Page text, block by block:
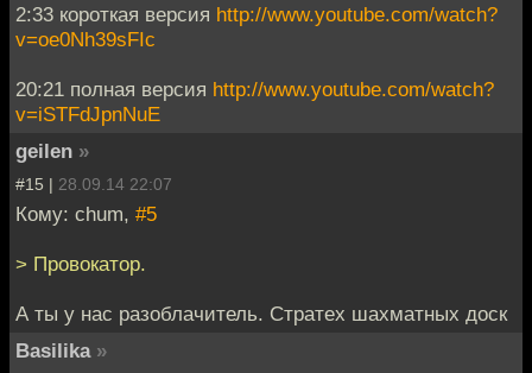
2:33 короткая версия http://www.youtube.com/watch?
v=oe0Nh39sFIc
20:21 полная версия http://www.youtube.com/watch?
v=iSTFdJpnNuE
geilen »
#15 | 28.09.14 22:07
Кому: chum, #5
> Провокатор.
А ты у нас разоблачитель. Стратех шахматных доск
Basilika »